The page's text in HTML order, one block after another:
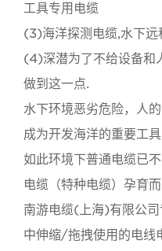
工具专用电缆
(3)海洋探测电缆,水下
(4)深潜为了不给设备和
做到这一点.
水下环境恶劣危险，人
成为开发海洋的重要工
如此环境下普通电缆已
电缆（特种电缆）孕育而
南游电缆(上海)有限公
中伸缩/拖拽使用的电线